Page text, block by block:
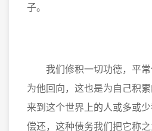
子。
我们修积一切功德，平常
为他回向，这也是为自己积
来到这个世界上的人或多或
偿还，这种债务我们把它称